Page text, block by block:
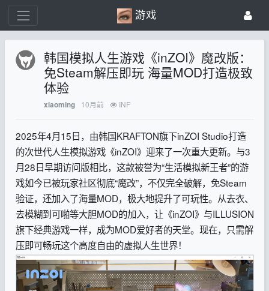
游戏
韩国模拟人生游戏《inZOI》魔改版：
免Steam解压即玩 海量MOD打造极致
体验
xiaoming 10月前 INF
2025年4月15日，由韩国KRAFTON旗下inZOI Studio打造
的次世代人生模拟游戏《inZOI》迎来了一次重大更新。与3
月28日早期访问版相比，这款被誉为“生活模拟新王者”的游
戏如今已被玩家社区彻底“魔改”，不仅完全破解，免Steam
验证，还加入了海量MOD，极大地提升了可玩性。从去衣、
去模糊到可啪等大胆MOD的加入，让《inZOI》与ILLUSION
旗下经典游戏一样，成为MOD爱好者的天堂。现在，只需解
压即可畅玩这个高度自由的虚拟人生世界！